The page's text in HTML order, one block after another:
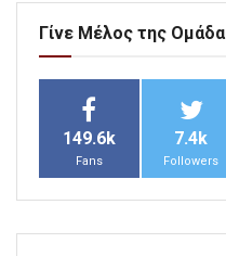
Γίνε Μέλος της
149.6k
Fans
7.4k
Followers